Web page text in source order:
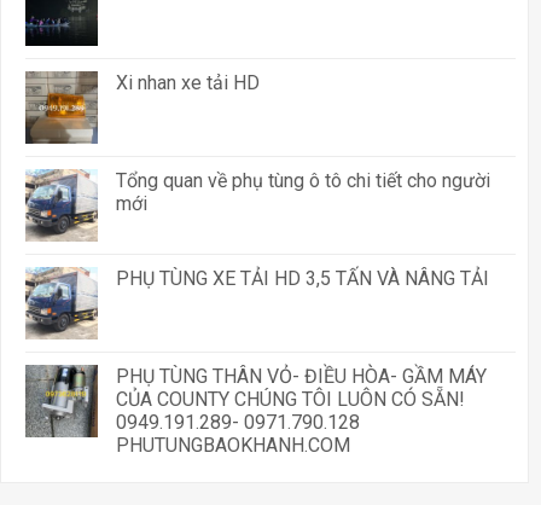
Xi nhan xe tải HD
Tổng quan về phụ tùng ô tô chi tiết cho người
mới
PHỤ TÙNG XE TẢI HD 3,5 TẤN VÀ NÂNG TẢI
PHỤ TÙNG THÂN VỎ- ĐIỀU HÒA- GẦM MÁY
CỦA COUNTY CHÚNG TÔI LUÔN CÓ SẴN!
0949.191.289- 0971.790.128
PHUTUNGBAOKHANH.COM